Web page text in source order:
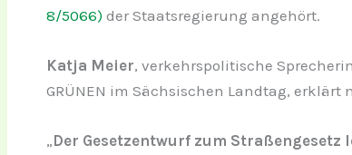
8/5066) der Staatsregierung angehört.
Katja Meier, verkehrspolitische
GRÜNEN im Sächsischen Landtag, erklärt
„Der Gesetzentwurf zum